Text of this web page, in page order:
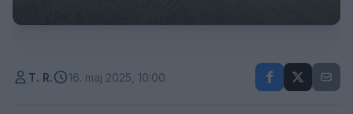
T. R. 16. maj 2025, 10:00